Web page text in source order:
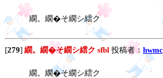
繝。繝�そ繝シ繧ク
[279] 繝。繝�そ繝シ繧ク sfbl 投稿者：
繝。繝�そ繝シ繧ク